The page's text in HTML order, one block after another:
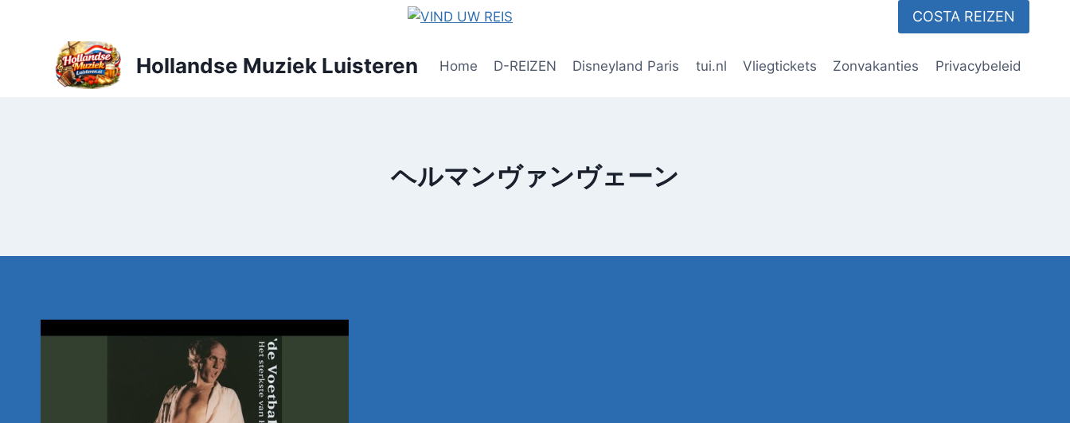
COSTA REIZEN
Hollandse Muziek Luisteren Home D-REIZEN Disneyland Paris tui.nl Vliegtickets Zonvakanties Privacybeleid
ヘルマンヴァンヴェーン